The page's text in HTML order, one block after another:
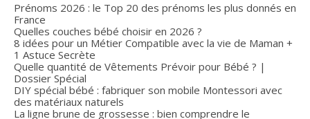
Prénoms 2026 : le Top 20 des prénoms les plus donnés en
France
Quelles couches bébé choisir en 2026 ?
8 idées pour un Métier Compatible avec la vie de Maman +
1 Astuce Secrète
Quelle quantité de Vêtements Prévoir pour Bébé ? |
Dossier Spécial
DIY spécial bébé : fabriquer son mobile Montessori avec
des matériaux naturels
La ligne brune de grossesse : bien comprendre le